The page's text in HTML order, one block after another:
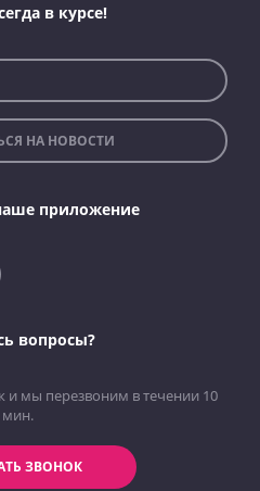
в курсе!
НА НОВОСТИ
приложение
вопросы?
и мы перезвоним в течении 10
мин.
ЗВОНОК